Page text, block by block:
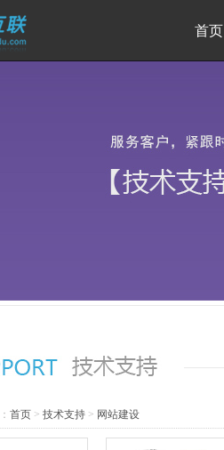
首页
首页 > 技术支持 > 网站建设